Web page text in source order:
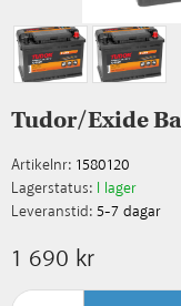
Tudor/Exide
Artikelnr: 1580120
Lagerstatus: I lager
Leveranstid: 5-7 dagar
1 690 kr